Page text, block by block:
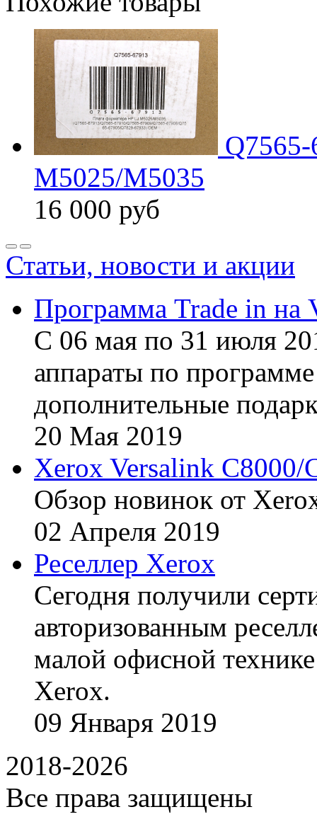
M5025/M5035
16 000 руб
Статьи, новости и акции
Программа Trade in на
С 06 мая по 31 июля
аппараты по
дополнительные
20 Мая 2019
Xerox Versalink C8000/
Обзор новинок от
02 Апреля 2019
Реселлер Xerox
Сегодня получили
авторизованным
малой офисной
Xerox.
09 Января 2019
2018-2026
Все права защищены